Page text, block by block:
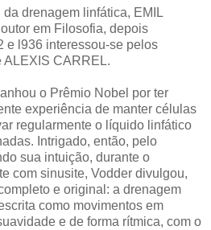
drenagem linfática, EMIL
em Filosofia, depois
e l936 interessou-se pelos
ALEXIS CARREL.
o Prêmio Nobel por ter
experiência de manter células
regularmente o líquido linfático
Intrigado, então, pelo
sua intuição, durante o
com sinusite, Vodder divulgou,
e original: a drenagem
como movimentos em
e de forma rítmica, com o